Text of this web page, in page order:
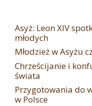
Asyż: Leon XIV
młodych
Młodzież w Asyżu
Chrześcijanie i
świata
Przygotowania do
w Polsce